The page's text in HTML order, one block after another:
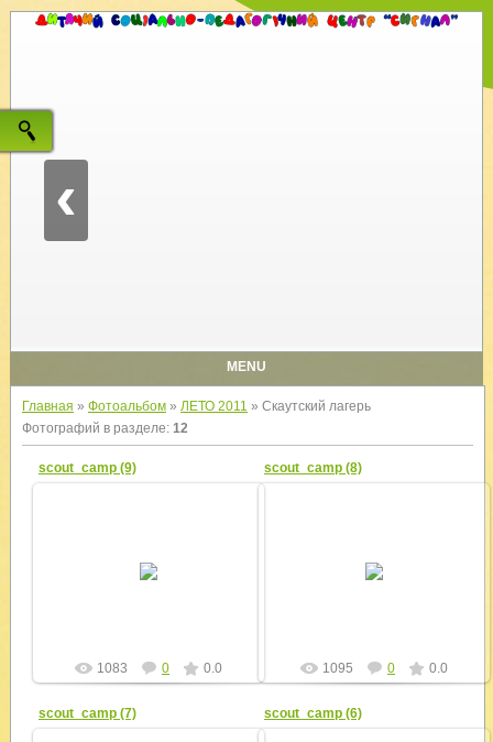
‹
MENU
Главная » Фотоальбом» ЛЕТО 2011 » Скаутский лагерь
Фотографий в разделе: 12
scout_camp (9)
1083 0 0.0
scout_camp (8)
1095 0 0.0
scout_camp (7) scout_camp (6)